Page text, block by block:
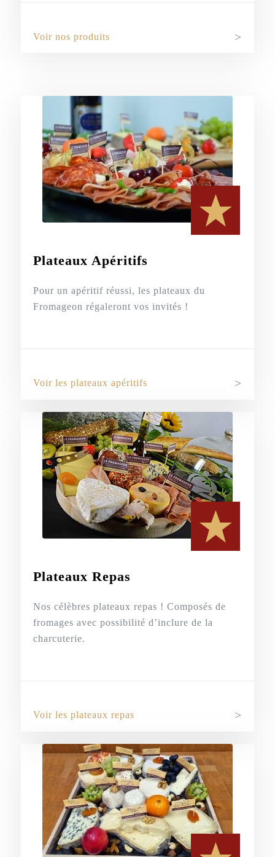
Voir nos produits
Plateaux Apéritifs
Pour un apéritif réussi, les plateaux du
Fromageon régaleront vos invités !
Voir les plateaux apéritifs
Plateaux Repas
Nos célèbres plateaux repas ! Composés de
fromages avec possibilité d’inclure de la
charcuterie.
Voir les plateaux repas